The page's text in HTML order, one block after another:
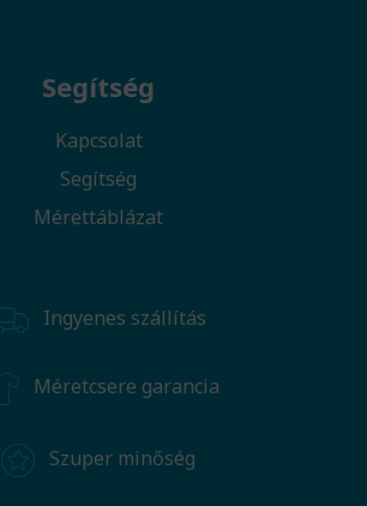
Segítség
Kapcsolat
Segítség
Mérettáblázat
Ingyenes szállítás
Méretcsere garancia
Szuper minőség